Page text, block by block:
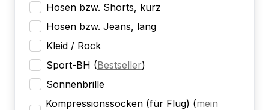
Hosen bzw. Shorts, kurz
Hosen bzw. Jeans, lang
Kleid / Rock
Sport-BH (Bestseller)
Sonnenbrille
Kompressionssocken (für Flug) (mein